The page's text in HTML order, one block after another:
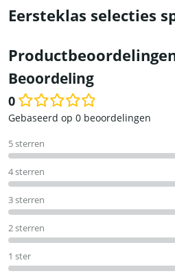
Eersteklas selecties
Beoordeling
0
Waardering
uit
5
Gebaseerd op 0 beoordelingen
5 sterren
4 sterren
3 sterren
2 sterren
1 ster